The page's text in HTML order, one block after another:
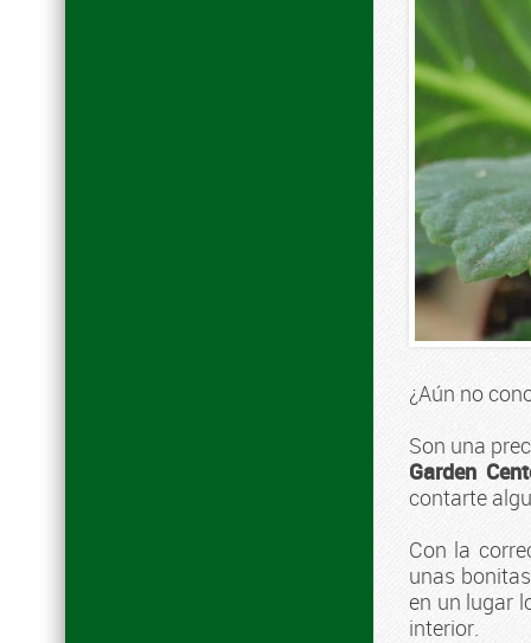
¿Aún no
Son una
Garden
contarte
Con la
unas
en un lugar
interior.